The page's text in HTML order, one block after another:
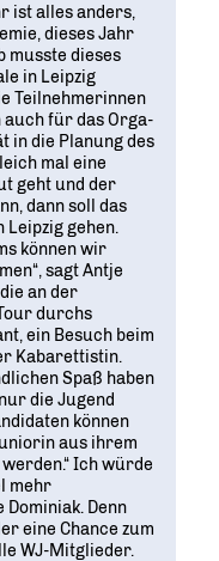
ist alles anders,
dieses Jahr
musste dieses
in Leipzig
Teilnehmerinnen
auch für das Orga-
in die Planung des
mal eine
geht und der
dann soll das
Leipzig gehen.
können wir
sagt Antje
an der
durchs
ein Besuch beim
Kabarettistin.
Spaß haben
die Jugend
können
aus ihrem
Ich würde
mehr
Denn
eine Chance zum
WJ-Mitglieder.